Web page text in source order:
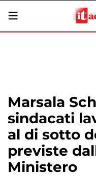
Marsala
sindacati
al di sotto
previste
Ministero